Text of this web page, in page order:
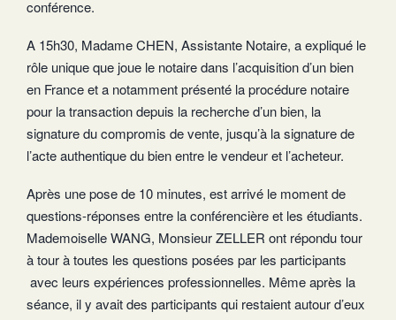
conférence.
A 15h30, Madame CHEN, Assistante Notaire, a expliqué le
rôle unique que joue le notaire dans l’acquisition d’un bien
en France et a notamment présenté la procédure notaire
pour la transaction depuis la recherche d’un bien, la
signature du compromis de vente, jusqu’à la signature de
l’acte authentique du bien entre le vendeur et l’acheteur.
Après une pose de 10 minutes, est arrivé le moment de
questions-réponses entre la conférencière et les étudiants.
Mademoiselle WANG, Monsieur ZELLER ont répondu tour
à tour à toutes les questions posées par les participants
avec leurs expériences professionnelles. Même après la
séance, il y avait des participants qui restaient autour d’eux